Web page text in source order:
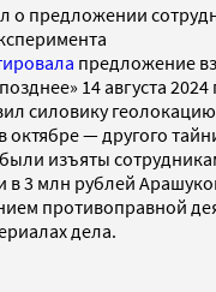
о предложении
предложение
14 августа 2024
силовику
октябре — другого
изъяты
в 3 млн рублей
противоправной
дела.